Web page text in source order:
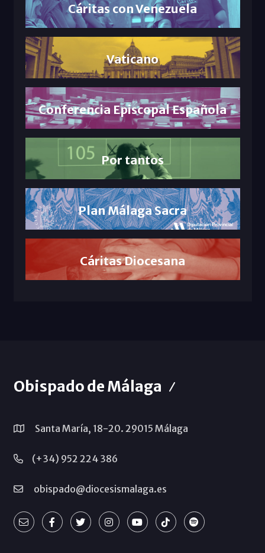
Cáritas con Venezuela
Vaticano
Conferencia Episcopal Española
Por tantos
Plan Málaga Sacra
Cáritas Diocesana
Obispado de Málaga
Santa María, 18-20. 29015 Málaga
(+34) 952 224 386
obispado@diocesismalaga.es